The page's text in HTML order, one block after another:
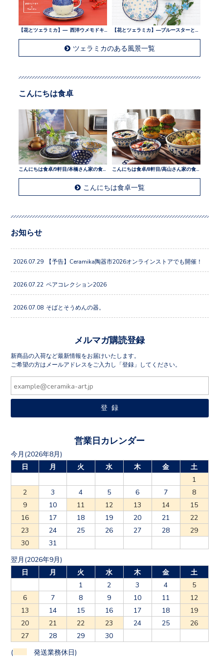
ツェラミカのある風景一覧
こんにちは食卓
こんにちは食卓/9軒目/本橋さん家の食卓
こんにちは食卓一覧
お知らせ
2026.07.29 【予告】Ceramika陶器市2026オンラインストアでも開催！
2026.07.22 ペアコレクション2026
2026.07.08 そばとそうめんの器。
メルマガ購読登録
新商品の入荷など最新情報をお届けいたします。
ご希望の方はメールアドレスをご入力し「登録」してください。
営業日カレンダー
今月(2026年8月)
日
月 火 水 木 金
土
1
2
3 4 5 6 7
8
9
10 11 12 13 14
15
16
17 18 19 20 21
22
23
24 25 26 27 28
29
30
31
翌月(2026年9月)
日
月 火 水 木 金
土
1
2 3 4
5
6
7 8 9 10 11
12
13
14 15 16 17 18
19
20
21 22 23 24 25
26
27
28 29 30
( 発送業務休日)